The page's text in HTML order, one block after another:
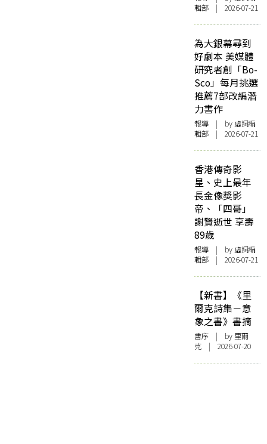
輯部 | 2026-07-21
為大銀幕尋到
好劇本 美媒體
研究者創「Bo-
Sco」每月挑選
推薦7部改編潛
力書作
報導 | by 虛詞編
輯部 | 2026-07-21
香港傳奇影
星、史上最年
長金像獎影
帝、「四哥」
謝賢逝世 享壽
89歲
報導 | by 虛詞編
輯部 | 2026-07-21
【新書】《里
爾克詩集－意
象之書》書摘
書序 | by 里爾
克 | 2026-07-20